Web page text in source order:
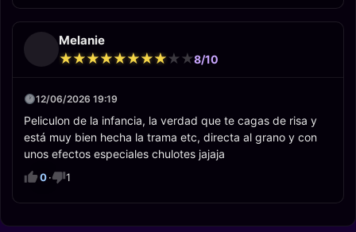
Melanie
★
★★
★★
★★
★★
★★
★★
★★
★★
★★
★8/10
12/06/2026 19:19
Peliculon de la infancia, la verdad que te cagas de risa y
está muy bien hecha la trama etc, directa al grano y con
unos efectos especiales chulotes jajaja
0· 1